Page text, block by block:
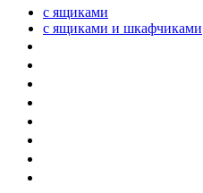
с ящиками
с ящиками и шкафчиками